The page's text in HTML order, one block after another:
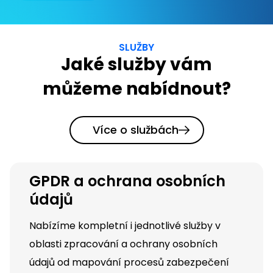
SLUŽBY
Jaké služby vám
můžeme nabídnout?
Více o službách
GPDR a ochrana osobních
údajů
Nabízíme kompletní i jednotlivé služby v
oblasti zpracování a ochrany osobních
údajů od mapování procesů zabezpečení